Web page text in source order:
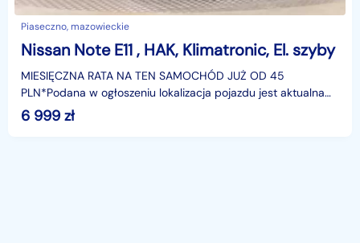
Piaseczno, mazowieckie
Nissan Note E11 , HAK, Klimatronic, El. szyby
MIESIĘCZNA RATA NA TEN SAMOCHÓD JUŻ OD 45
PLN*Podana w ogłoszeniu lokalizacja pojazdu jest aktualna
na dzień wystawienia ogłoszenia. Przed przyjazdem do
salonu
6 999 zł